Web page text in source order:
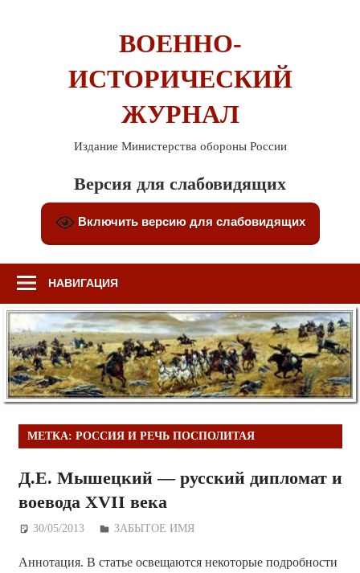
ВОЕННО-
ИСТОРИЧЕСКИЙ
ЖУРНАЛ
Издание Министерства обороны России
Версия для слабовидящих
Включить версию для слабовидящих
НАВИГАЦИЯ
МЕТКА: РОССИЯ И РЕЧЬ ПОСПОЛИТАЯ
Д.Е. Мышецкий — русский дипломат и
воевода XVII века
30/05/2013 Дежурный по Редакции
ЗАБЫТОЕ ИМЯ
Аннотация. В статье освещаются некоторые подробности